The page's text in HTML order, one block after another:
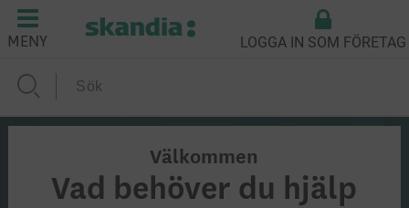
MENY LOGGA IN SOM FÖRETAG
Välkommen
Vad behöver du hjälp